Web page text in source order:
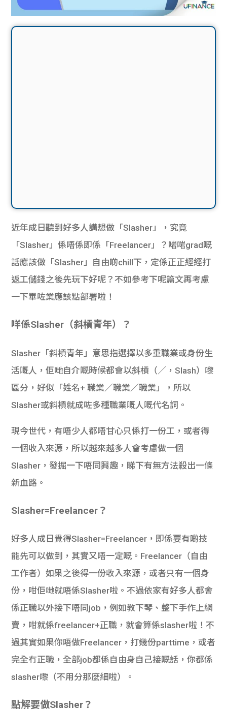
近年成日聽到好多人講想做「Slasher」，究竟
「Slasher」係唔係即係「Freelancer」？啱啱grad嘅
話應該做「Slasher」自由啲chill下，定係正正經經打
返工儲錢之後先玩下好呢？不如參考下呢篇文再考慮
一下畢咗業應該點部署啦！
咩係Slasher（斜槓青年）？
Slasher「斜槓青年」意思指選擇以多重職業或身份生
活嘅人，佢哋自介嘅時候都會以斜槓（／，Slash）嚟
區分，好似「姓名+ 職業／職業／職業」，所以
Slasher或斜槓就成咗多種職業嘅人嘅代名詞。
現今世代，有唔少人都唔甘心只係打一份工，或者得
一個收入來源，所以越來越多人會考慮做一個
Slasher，發掘一下唔同興趣，睇下有無方法殺出一條
新血路。
Slasher=Freelancer？
好多人成日覺得Slasher=Freelancer，即係要有啲技
能先可以做到，其實又唔一定嘅。Freelancer（自由
工作者）如果之後得一份收入來源，或者只有一個身
份，咁佢哋就唔係Slasher啦。不過依家有好多人都會
係正職以外接下唔同job，例如教下琴、整下手作上網
賣，咁就係freelancer+正職，就會算係slasher啦！不
過其實如果你唔做Freelancer，打幾份parttime，或者
完全冇正職，全部job都係自由身自己接嘅話，你都係
slasher嚟（不用分那麼細啦）。
點解要做Slasher ？